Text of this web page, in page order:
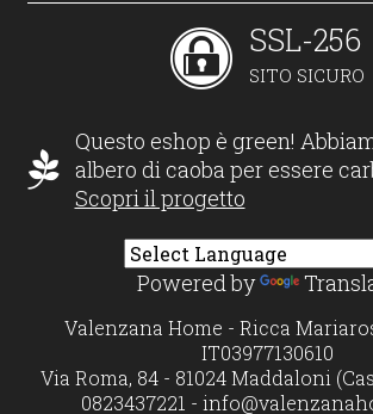
SSL-256
SITO SICURO
Questo eshop è green!
albero di caoba per essere
Scopri il progetto
Powered by
Valenzana Home - Ricca
IT03977130610
Via Roma, 84 - 81024 Maddaloni
0823437221 -